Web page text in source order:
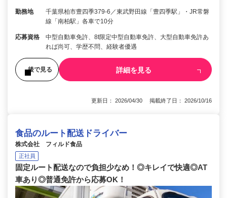
勤務地
千葉県柏市豊四季379-6／東武野田線「豊四季駅」・JR常磐
線「南柏駅」各車で10分
応募資格
中型自動車免許、8t限定中型自動車免許、大型自動車免許あ
れば尚可、学歴不問、経験者優遇
後で見る 詳細を見る
更新日： 2026/04/30 掲載終了日： 2026/10/16
食品のルート配送ドライバー
株式会社 フィルド食品
正社員
固定ルート配送なので負担少なめ！◎キレイで快適◎AT
車あり◎普通免許から応募OK！